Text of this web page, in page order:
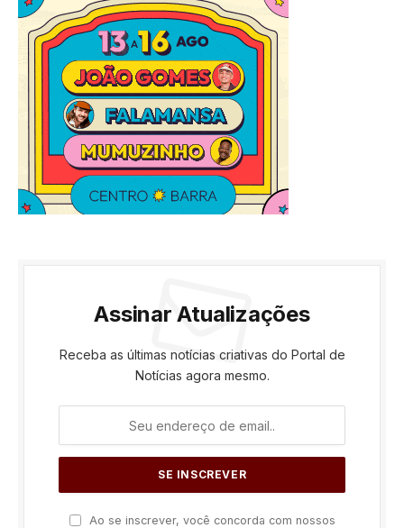
Assinar Atualizações
Receba as últimas notícias criativas do Portal de
Notícias agora mesmo.
Ao se inscrever, você concorda com nossos